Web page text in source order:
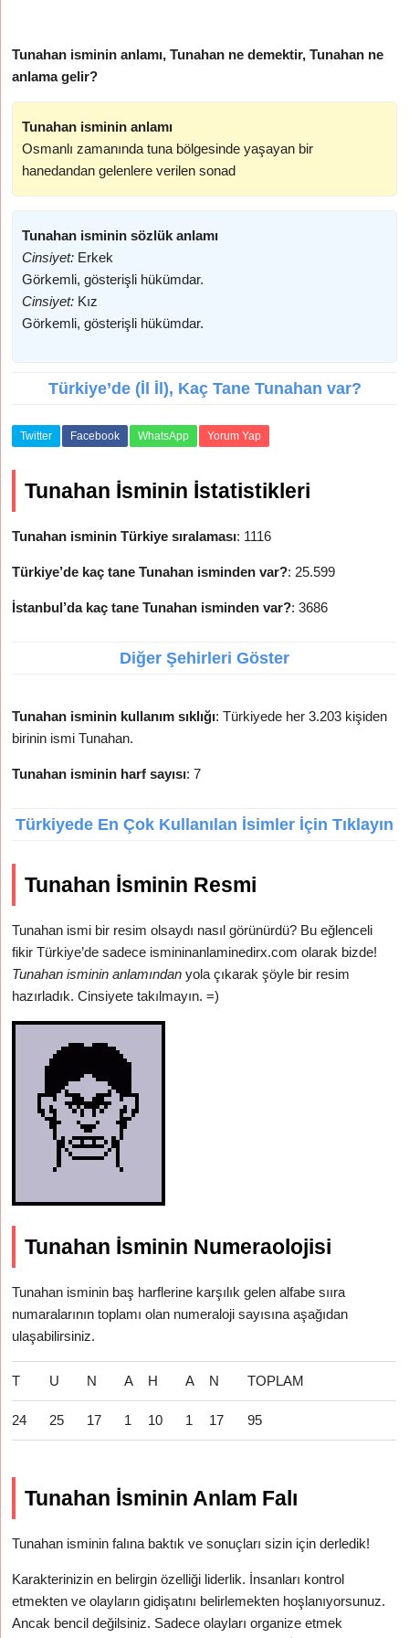
Tunahan isminin anlamı, Tunahan ne demektir, Tunahan ne
anlama gelir?
Tunahan isminin anlamı
Osmanlı zamanında tuna bölgesinde yaşayan bir
hanedandan gelenlere verilen sonad
Tunahan isminin sözlük anlamı
Cinsiyet: Erkek
Görkemli, gösterişli hükümdar.
Cinsiyet: Kız
Görkemli, gösterişli hükümdar.
Türkiye’de (İl İl), Kaç Tane Tunahan var?
Twitter Facebook WhatsApp Yorum Yap
Tunahan İsminin İstatistikleri
Tunahan isminin Türkiye sıralaması: 1116
Türkiye’de kaç tane Tunahan isminden var?: 25.599
İstanbul’da kaç tane Tunahan isminden var?: 3686
Diğer Şehirleri Göster
Tunahan isminin kullanım sıklığı: Türkiyede her 3.203 kişiden
birinin ismi Tunahan.
Tunahan isminin harf sayısı: 7
Türkiyede En Çok Kullanılan İsimler İçin Tıklayın
Tunahan İsminin Resmi
Tunahan ismi bir resim olsaydı nasıl görünürdü? Bu eğlenceli
fikir Türkiye’de sadece ismininanlaminedirx.com olarak bizde!
Tunahan isminin anlamından yola çıkarak şöyle bir resim
hazırladık. Cinsiyete takılmayın. =)
Tunahan İsminin Numeraolojisi
Tunahan isminin baş harflerine karşılık gelen alfabe sııra
numaralarının toplamı olan numeraloji sayısına aşağıdan
ulaşabilirsiniz.
T U N A H A N TOPLAM
24 25 17 1 10 1 17 95
Tunahan İsminin Anlam Falı
Tunahan isminin falına baktık ve sonuçları sizin için derledik!
Karakterinizin en belirgin özelliği liderlik. İnsanları kontrol
etmekten ve olayların gidişatını belirlemekten hoşlanıyorsunuz.
Ancak bencil değilsiniz. Sadece olayları organize etmek